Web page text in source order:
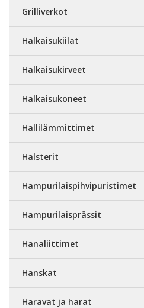
Grilliverkot
Halkaisukiilat
Halkaisukirveet
Halkaisukoneet
Hallilämmittimet
Halsterit
Hampurilaispihvipuristimet
Hampurilaisprässit
Hanaliittimet
Hanskat
Haravat ja harat